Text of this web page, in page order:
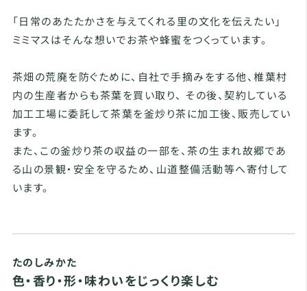
「日常のあたたかさを与えてくれる里の文化を伝えたい」
ミミマスはそんな想いでお茶や蜂蜜をつくっています。
茶畑の荒廃を防ぐために、自社で手摘みをする他、椎葉村
内の生産者からも茶葉を買い取り、 その後、契約している
加工工場に委託して茶葉を釜炒り茶に加工後、販売してい
ます。
また、この釜炒り茶の収益の一部を、茶の生まれ故郷であ
る山の景観・安全を守るため、山道整備活動等へ寄付して
います。
たのしみかた
色・香り・形・味わいをじっくり楽しむ